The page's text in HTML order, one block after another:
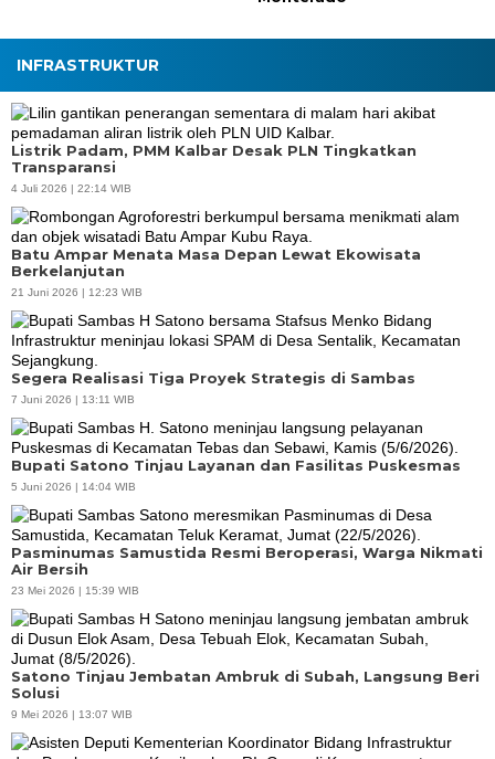
INFRASTRUKTUR
Listrik Padam, PMM Kalbar Desak PLN Tingkatkan
Transparansi
4 Juli 2026 | 22:14 WIB
Batu Ampar Menata Masa Depan Lewat Ekowisata
Berkelanjutan
21 Juni 2026 | 12:23 WIB
Segera Realisasi Tiga Proyek Strategis di Sambas
7 Juni 2026 | 13:11 WIB
Bupati Satono Tinjau Layanan dan Fasilitas Puskesmas
5 Juni 2026 | 14:04 WIB
Pasminumas Samustida Resmi Beroperasi, Warga Nikmati
Air Bersih
23 Mei 2026 | 15:39 WIB
Satono Tinjau Jembatan Ambruk di Subah, Langsung Beri
Solusi
9 Mei 2026 | 13:07 WIB